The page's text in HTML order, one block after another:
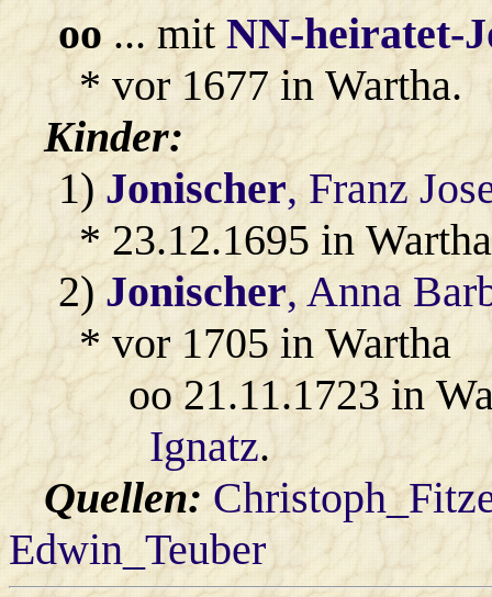
oo... mitNN-heiratet-
* vor 1677 in Wartha.
Kinder:
1)Jonischer, Franz
* 23.12.1695 in Wartha
2)Jonischer, Anna
* vor 1705 in Wartha
oo 21.11.1723 in
Ignatz.
Quellen:
Edwin_Teuber